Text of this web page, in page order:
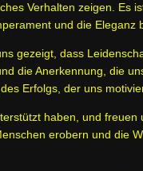
Verhalten zeigen. Es
und die Eleganz
gezeigt, dass
die Anerkennung, die
Erfolgs, der uns
haben, und freuen
erobern und die